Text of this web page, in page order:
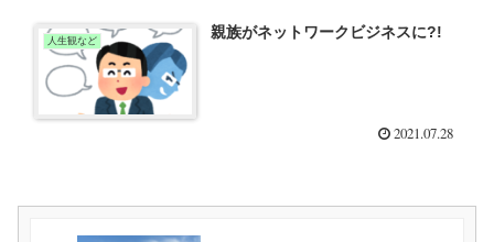
人生観など 親族がネットワークビジネスに?!
2021.07.28